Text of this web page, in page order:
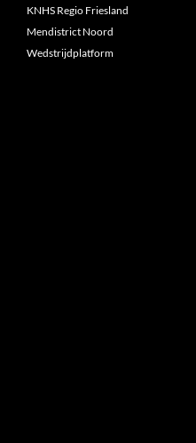
KNHS Regio Friesland
Mendistrict Noord
Wedstrijdplatform